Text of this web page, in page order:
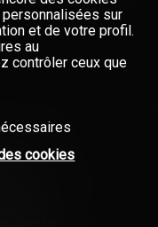
sur
et de votre profil.
au
contrôler ceux que
cookies